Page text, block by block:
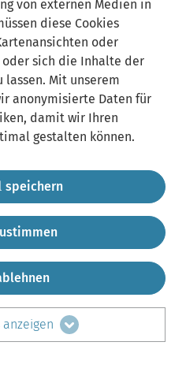
Impressum
Kontakt
auf:
LinkedIn
von externen Medien in
diese Cookies
oder
oder sich die Inhalte der
Mit unserem
anonymisierte Daten für
damit wir Ihren
gestalten können.
speichern